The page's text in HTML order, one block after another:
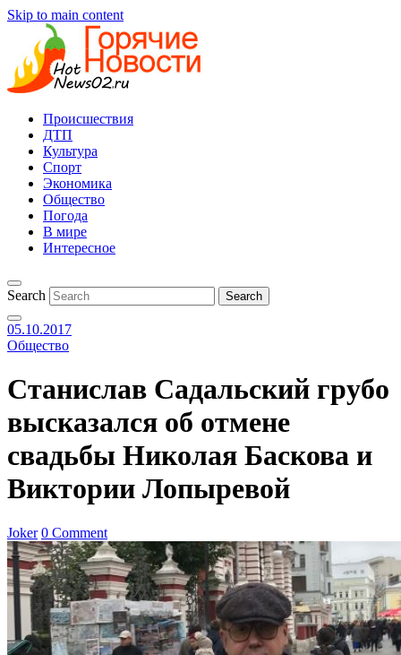
Skip to main content
Происшествия
ДТП
Культура
Спорт
Экономика
Общество
Погода
В мире
Интересное
Search
05.10.2017
Общество
Станислав Садальский грубо
высказался об отмене
свадьбы Николая Баскова и
Виктории Лопыревой
Joker 0 Comment